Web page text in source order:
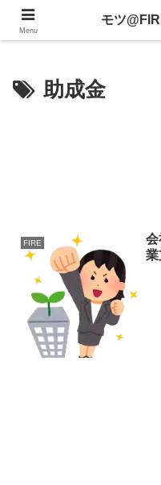
不動産、投資信託、暗号
助成金
FIRE
会
業
Menu
モツ